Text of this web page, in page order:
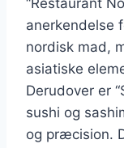
anerkendelse
nordisk mad,
asiatiske
Derudover er
sushi og
og præcision.